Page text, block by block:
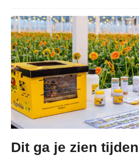
Dit ga je zien